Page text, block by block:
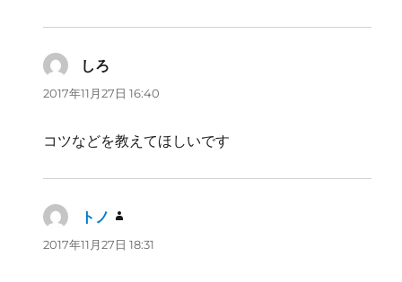
しろ
り:
2017年11月27日 16:40
コツなどを教えてほしいです
トノ
り:
2017年11月27日 18:31